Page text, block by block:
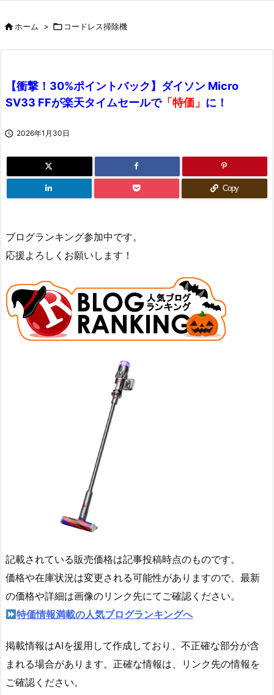
ホーム >  コードレス掃除機
【衝撃！30%ポイントバック】ダイソン Micro
SV33 FFが楽天タイムセールで「特価」 に！
 2026年1月30日
Copy
ブログランキング参加中です。
応援よろしくお願いします！
記載されている販売価格は記事投稿時点のものです。
価格や在庫状況は変更される可能性がありますので、最新
の価格や詳細は画像のリンク先にてご確認ください。
特価情報満載の人気ブログランキングへ
掲載情報はAIを援用して作成しており、不正確な部分が含
まれる場合があります。正確な情報は、リンク先の情報を
ご確認ください。